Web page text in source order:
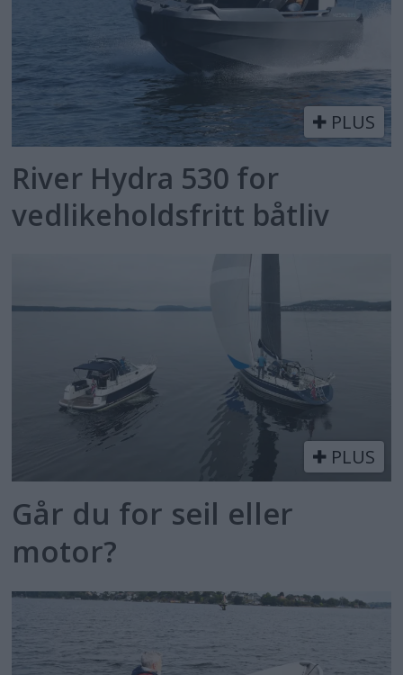
PLUS
River Hydra 530 for
vedlikeholdsfritt båtliv
PLUS
Går du for seil eller
motor?